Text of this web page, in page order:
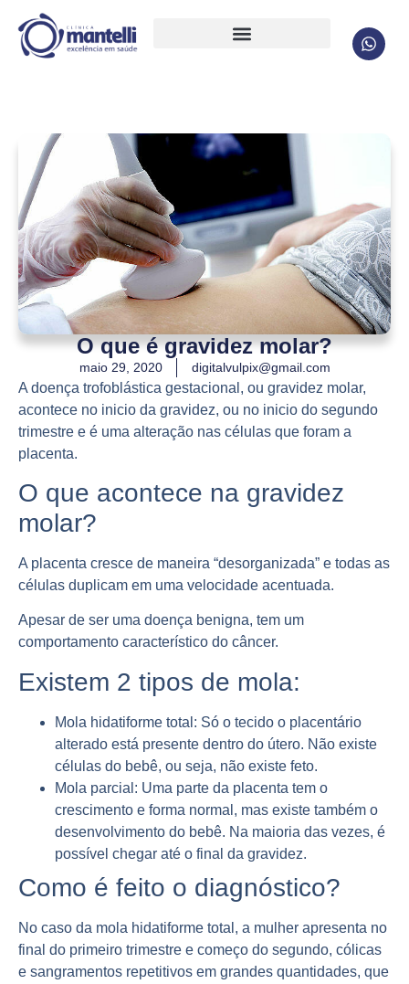
O que é gravidez molar?
maio 29, 2020 digitalvulpix@gmail.com
A doença trofoblástica gestacional, ou gravidez molar,
acontece no inicio da gravidez, ou no inicio do segundo
trimestre e é uma alteração nas células que foram a
placenta.
O que acontece na gravidez
molar?
A placenta cresce de maneira “desorganizada” e todas as
células duplicam em uma velocidade acentuada.
Apesar de ser uma doença benigna, tem um
comportamento característico do câncer.
Existem 2 tipos de mola:
Mola hidatiforme total : Só o tecido o placentário
alterado está presente dentro do útero. Não existe
células do bebê, ou seja, não existe feto.
Mola parcial: Uma parte da placenta tem o
crescimento e forma normal, mas existe também o
desenvolvimento do bebê. Na maioria das vezes, é
possível chegar até o final da gravidez.
Como é feito o diagnóstico?
No caso da mola hidatiforme total, a mulher apresenta no
final do primeiro trimestre e começo do segundo, cólicas
e sangramentos repetitivos em grandes quantidades, que